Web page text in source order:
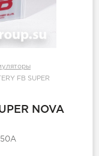
FB SUPER
NOVA